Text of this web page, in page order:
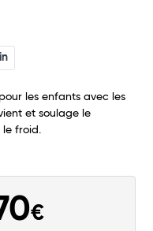
les enfants avec les
et soulage le
le froid.
€